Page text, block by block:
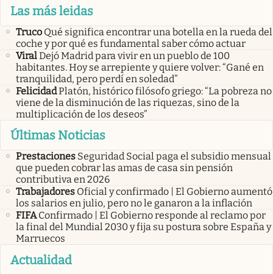
Las más leidas
Truco Qué significa encontrar una botella en la rueda del
coche y por qué es fundamental saber cómo actuar
ViralDejó Madrid para vivir en un pueblo de 100
habitantes. Hoy se arrepiente y quiere volver: “Gané en
tranquilidad, pero perdí en soledad”
FelicidadPlatón, histórico filósofo griego: “La pobreza no
viene de la disminución de las riquezas, sino de la
multiplicación de los deseos”
Últimas Noticias
Prestaciones Seguridad Social paga el subsidio mensual
que pueden cobrar las amas de casa sin pensión
contributiva en 2026
Trabajadores Oficial y confirmado | El Gobierno aumentó
los salarios en julio, pero no le ganaron a la inflación
FIFA Confirmado | El Gobierno responde al reclamo por
la final del Mundial 2030 y fija su postura sobre España y
Marruecos
Actualidad